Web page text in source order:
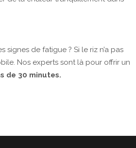
signes de fatigue ? Si le riz n’a pas
Nos experts sont là pour offrir un
de 30 minutes.